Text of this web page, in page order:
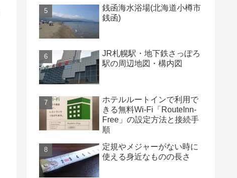
銭函海水浴場(北海道小樽市
銭函)
JR札幌駅・地下鉄さっぽろ
駅の周辺地図・構内図
ホテルルートインで利用で
きる無料Wi-Fi「RouteInn-
Free」の設定方法と接続手
順
定規やメジャーがない時に
使える身近なものの長さ